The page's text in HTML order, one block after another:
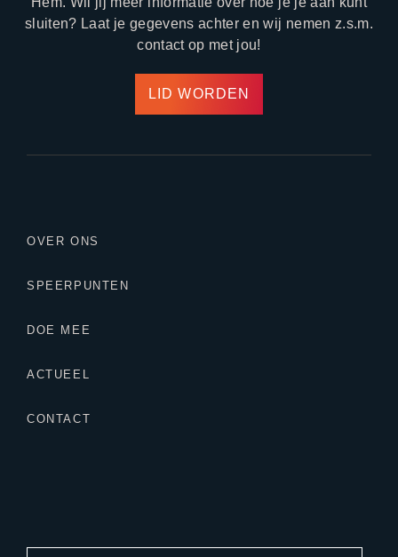
sluiten? Laat je gegevens achter en wij nemen z.s.m.
contact op met jou!
LID WORDEN
OVER ONS
SPEERPUNTEN
DOE MEE
ACTUEEL
CONTACT